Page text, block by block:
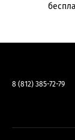
8 (812) 385-72-79